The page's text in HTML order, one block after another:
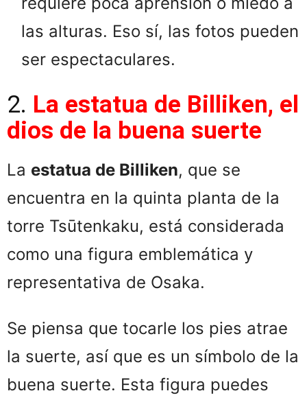
las alturas. Eso sí, las fotos pueden
ser espectaculares.
2. La estatua de Billiken, el
dios de la buena suerte
La estatua de Billiken, que se
encuentra en la quinta planta de la
torre Tsūtenkaku, está considerada
como una figura emblemática y
representativa de Osaka.
Se piensa que tocarle los pies atrae
la suerte, así que es un símbolo de la
buena suerte. Esta figura puedes